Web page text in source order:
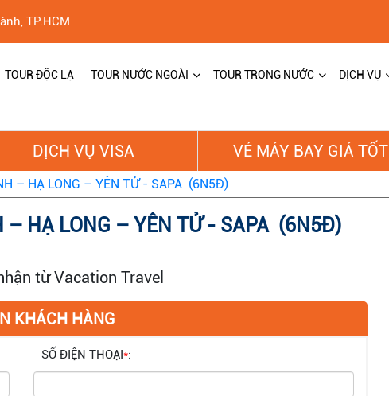
TP.HCM
TOUR ĐỘC LẠ TOUR NƯỚC NGOÀI TOUR TRONG NƯỚC DỊCH VỤ
DỊCH VỤ VISA VÉ MÁY BAY GIÁ TỐT
– HẠ LONG – YÊN TỬ - SAPA (6N5Đ)
– HẠ LONG – YÊN TỬ - SAPA (6N5Đ)
từ Vacation Travel
KHÁCH HÀNG
SỐ ĐIỆN THOẠI*: